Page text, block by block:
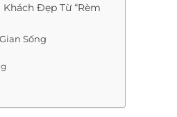
Đẹp Từ “Rèm
Sống